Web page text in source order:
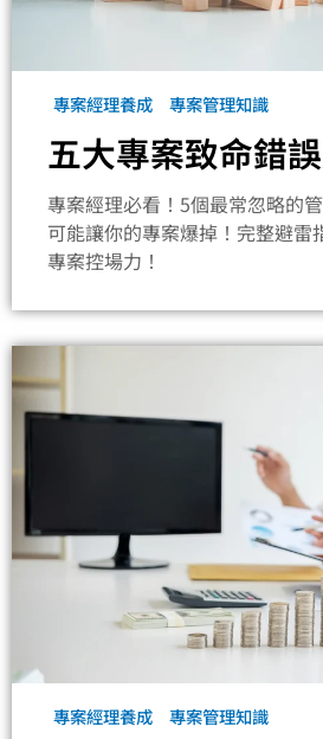
專案經理養成 專案管理知識
五大專案致命錯
專案經理必看！5個最常忽略的
可能讓你的專案爆掉！完整避雷
專案控場力！
專案經理養成 專案管理知識